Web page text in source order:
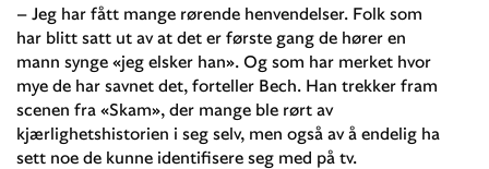
– Jeg har fått mange rørende henvendelser. Folk som
har blitt satt ut av at det er første gang de hører en
mann synge «jeg elsker han». Og som har merket hvor
mye de har savnet det, forteller Bech. Han trekker fram
scenen fra «Skam», der mange ble rørt av
kjærlighetshistorien i seg selv, men også av å endelig ha
sett noe de kunne identifisere seg med på tv.